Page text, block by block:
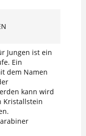
Jungen ist ein
Ein
dem Namen
kann wird
Kristallstein